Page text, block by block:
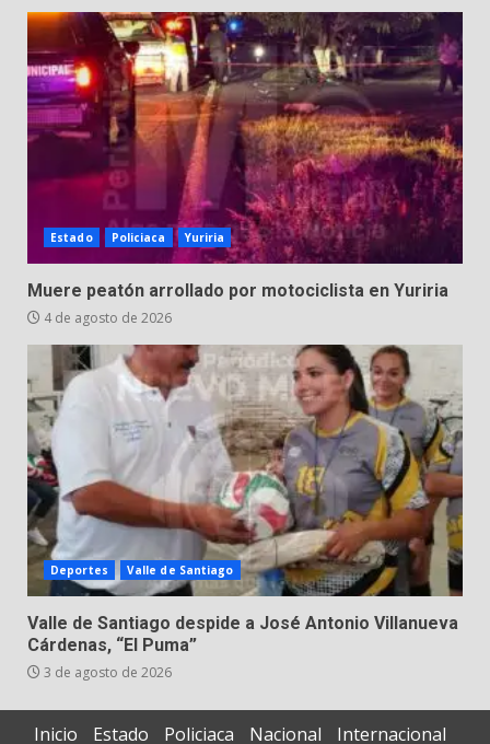
Estado Policiaca Yuriria
Muere peatón arrollado por motociclista en Yuriria
4 de agosto de 2026
Deportes Valle de Santiago
Valle de Santiago despide a José Antonio Villanueva
Cárdenas, “El Puma”
3 de agosto de 2026
Inicio Estado Policiaca Nacional Internacional